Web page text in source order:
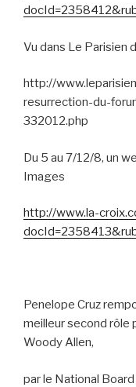
Vu dans Le Parisien
http://
resurrection-du-
332012.php
Du 5 au 7/12/8, un
Images
http://www.la-
Penelope Cruz
meilleur second rôle
Woody Allen,
par le National